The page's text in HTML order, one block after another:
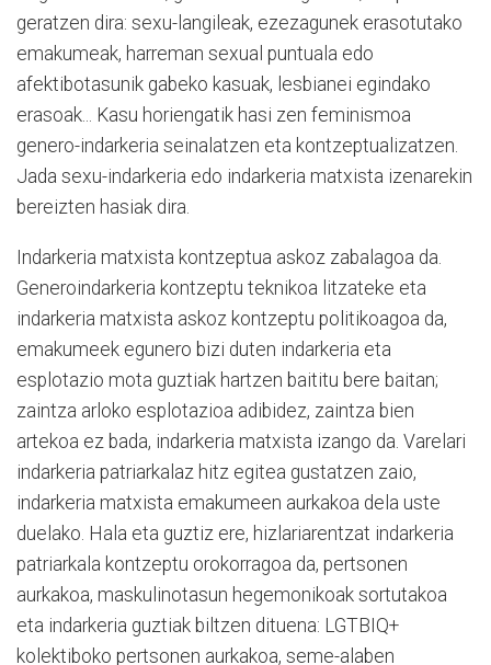
geratzen dira: sexu-langileak, ezezagunek erasotutako
emakumeak, harreman sexual puntuala edo
afektibotasunik gabeko kasuak, lesbianei egindako
erasoak... Kasu horiengatik hasi zen feminismoa
genero-indarkeria seinalatzen eta kontzeptualizatzen.
Jada sexu-indarkeria edo indarkeria matxista izenarekin
bereizten hasiak dira.
Indarkeria matxista kontzeptua askoz zabalagoa da.
Generoindarkeria kontzeptu teknikoa litzateke eta
indarkeria matxista askoz kontzeptu politikoagoa da,
emakumeek egunero bizi duten indarkeria eta
esplotazio mota guztiak hartzen baititu bere baitan;
zaintza arloko esplotazioa adibidez, zaintza bien
artekoa ez bada, indarkeria matxista izango da. Varelari
indarkeria patriarkalaz hitz egitea gustatzen zaio,
indarkeria matxista emakumeen aurkakoa dela uste
duelako. Hala eta guztiz ere, hizlariarentzat indarkeria
patriarkala kontzeptu orokorragoa da, pertsonen
aurkakoa, maskulinotasun hegemonikoak sortutakoa
eta indarkeria guztiak biltzen dituena: LGTBIQ+
kolektiboko pertsonen aurkakoa, seme-alaben